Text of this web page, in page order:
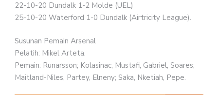
22-10-20 Dundalk 1-2 Molde (UEL)
25-10-20 Waterford 1-0 Dundalk (Airtricity League).
Susunan Pemain Arsenal
Pelatih: Mikel Arteta.
Pemain: Runarsson; Kolasinac, Mustafi, Gabriel, Soares;
Maitland-Niles, Partey, Elneny; Saka, Nketiah, Pepe.